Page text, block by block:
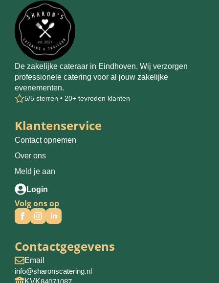
De zakelijke cateraar in Eindhoven. Wij verzorgen
professionele catering voor al jouw zakelijke
evenementen.
5/5 sterren • 20+ tevreden klanten
Klantenservice
Contact opnemen
Over ons
Meld je aan
Login
Volg ons op
Contactgegevens
Email
info@sharonscatering.nl